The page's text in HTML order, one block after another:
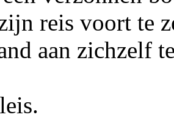
reis voort te
aan zichzelf